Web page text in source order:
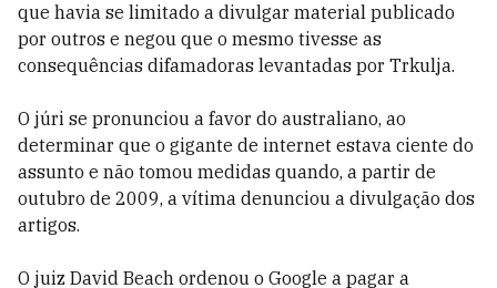
que havia se limitado a divulgar material publicado
por outros e negou que o mesmo tivesse as
consequências difamadoras levantadas por Trkulja.
O júri se pronunciou a favor do australiano, ao
determinar que o gigante de internet estava ciente do
assunto e não tomou medidas quando, a partir de
outubro de 2009, a vítima denunciou a divulgação dos
artigos.
O juiz David Beach ordenou o Google a pagar a